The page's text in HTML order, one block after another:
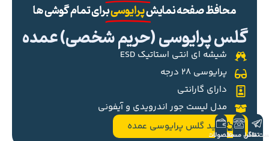
محافظ صفحه نمایشپرایوسیبرای تمام گوشی ها
گلس پرایوسی (حریم شخصی) عمده
شیشه ای انتی استاتیک ESD
پرایوسی ۲۸ درجه
دارای گارانتی
مدل لیست جور اندرویدی و آیفونی
خرید گلس پرایوسی عمده
تلگرام
تماس مستقیم
محصولات